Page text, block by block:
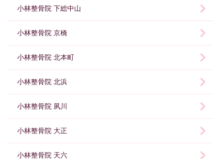
小林整骨院 下総中山
小林整骨院 京橋
小林整骨院 北本町
小林整骨院 北浜
小林整骨院 夙川
小林整骨院 大正
小林整骨院 天六